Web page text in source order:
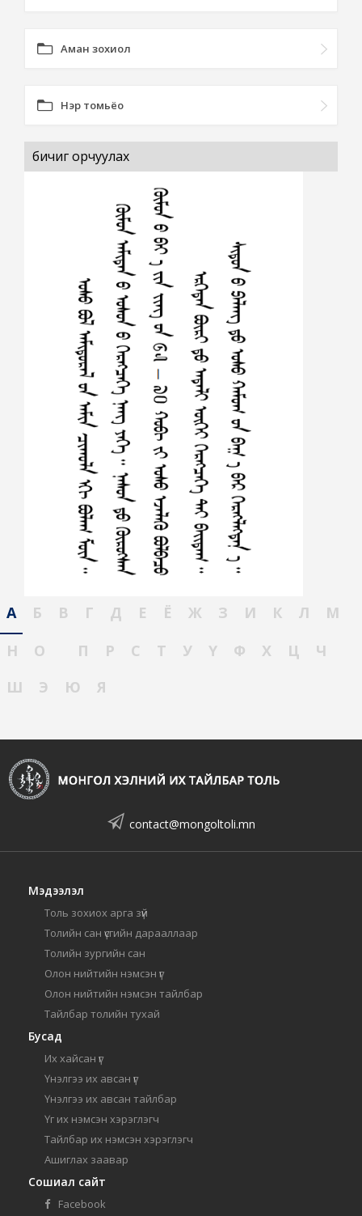
Аман зохиол
Нэр томьёо
бичиг орчуулах
А Б В Г Д Е Ё Ж З И К Л
М
Н
О П Р С Т У Ү Ф Х Ц
Ч
Ш
Э Ю Я
contact@mongoltoli.mn
Мэдээлэл
Толь зохиох арга зүй
Толийн сан үсгийн дарааллаар
Толийн зургийн сан
Олон нийтийн нэмсэн үг
Олон нийтийн нэмсэн тайлбар
Тайлбар толийн тухай
Бусад
Их хайсан үг
Үнэлгээ их авсан үг
Үнэлгээ их авсан тайлбар
Үг их нэмсэн хэрэглэгч
Тайлбар их нэмсэн хэрэглэгч
Ашиглах заавар
Сошиал сайт
Facebook